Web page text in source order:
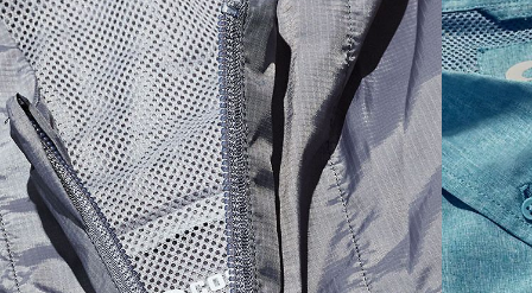
SIZES 1. CHEST 2. HIPS LENGTH 3. SLEEVE LENGTH
S 20 27 3/4 26
M 21 28 3/4 26 1/2
L 22 29 3/4 27
XL 23 30 3/4 27 1/2